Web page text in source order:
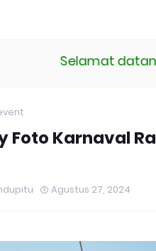
di situs resmi
Foto Karnaval
Agustus 27, 2024